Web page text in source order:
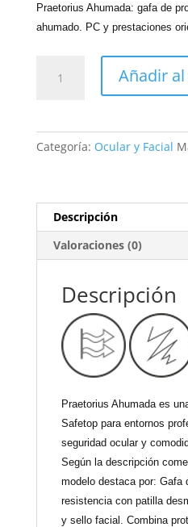
Praetorius Ahumada: gafa de
ahumado. PC y prestaciones
Praetorius
Añadir
Categoría: Ocular y Facial
Descripción
Valoraciones (0)
Descripción
Praetorius Ahumada es
Safetop para entornos
seguridad ocular y
Según la descripción
modelo destaca por: Gafa
resistencia con patilla
y sello facial. Combina